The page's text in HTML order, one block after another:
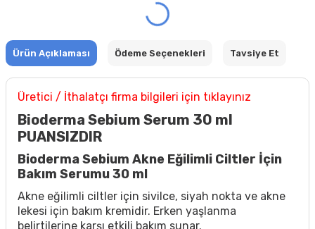
Ürün Açıklaması Ödeme Seçenekleri Tavsiye Et
Üretici / İthalatçı firma bilgileri için tıklayınız
Bioderma Sebium Serum 30 ml
PUANSIZDIR
Bioderma Sebium Akne Eğilimli Ciltler İçin
Bakım Serumu 30 ml
Akne eğilimli ciltler için sivilce, siyah nokta ve akne
lekesi için bakım kremidir. Erken yaşlanma
belirtilerine karşı etkili bakım sunar.